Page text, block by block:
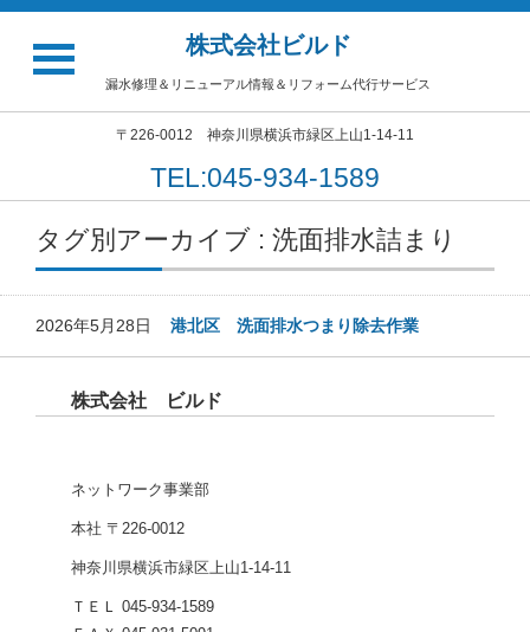
株式会社ビルド
漏水修理＆リニューアル情報＆リフォーム代行サービス
〒226-0012 神奈川県横浜市緑区上山1-14-11
TEL:045-934-1589
タグ別アーカイブ : 洗面排水詰まり
2026年5月28日 港北区 洗面排水つまり除去作業
株式会社 ビルド
ネットワーク事業部
本社 〒226-0012
神奈川県横浜市緑区上山1-14-11
ＴＥＬ 045-934-1589